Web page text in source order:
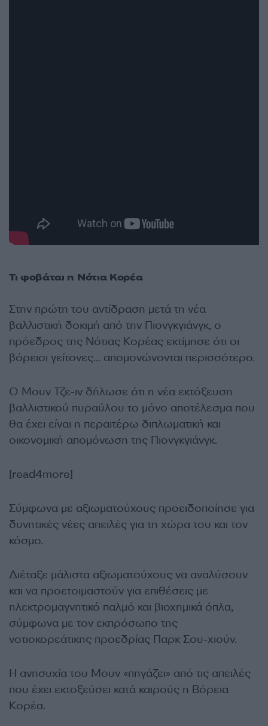
Τι φοβάται η Νότια Κορέα
Στην πρώτη του αντίδραση μετά τη νέα
βαλλιστική δοκιμή από την Πιονγκγιάνγκ, ο
πρόεδρος της Νότιας Κορέας εκτίμησε ότι οι
βόρειοι γείτονες… απομονώνονται περισσότερο.
Ο Μουν Τζε-ιν δήλωσε ότι η νέα εκτόξευση
βαλλιστικού πυραύλου το μόνο αποτέλεσμα που
θα έχει είναι η περαιτέρω διπλωματική και
οικονομική απομόνωση της Πιονγκγιάνγκ.
[read4more]
Σύμφωνα με αξιωματούχους προειδοποίησε για
δυνητικές νέες απειλές για τη χώρα του και τον
κόσμο.
Διέταξε μάλιστα αξιωματούχους να αναλύσουν
και να προετοιμαστούν για επιθέσεις με
ηλεκτρομαγνητικό παλμό και βιοχημικά όπλα,
σύμφωνα με τον εκπρόσωπο της
νοτιοκορεάτικης προεδρίας Παρκ Σου-χιούν.
Η ανησυχία του Μουν «πηγάζει» από τις απειλές
που έχει εκτοξεύσει κατά καιρούς η Βόρεια
Κορέα.